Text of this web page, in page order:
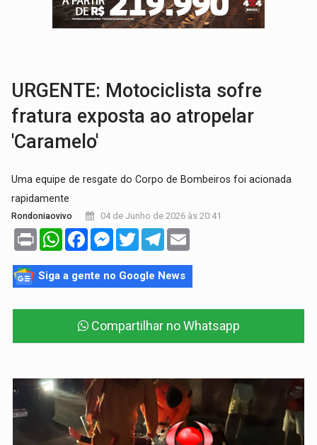
BARGANHA:Vai comprar celular usado? Veja como consultar o
URGENTE: Motociclista sofre
fratura exposta ao atropelar
'Caramelo'
Uma equipe de resgate do Corpo de Bombeiros foi acionada
rapidamente
Rondoniaovivo 04 de Junho de 2026 às 20:41
Print WhatsAppFacebookMessenger
TwitterTelegram
Siga a gente no Google News
Compartilhar no Whatsapp